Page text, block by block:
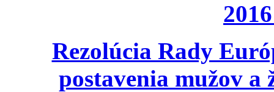
Rezolúcia Rady
postavenia mužov a